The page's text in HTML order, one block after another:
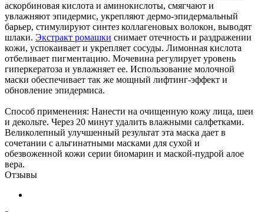
аскорбиновая кислота и аминокислоты, смягчают и
увлажняют эпидермис, укрепляют дермо-эпидермальный
барьер, стимулируют синтез коллагеновых волокон, выводят
шлаки. Экстракт ромашки снимает отечность и раздражении
кожи, успокаивает и укрепляет сосуды. Лимонная кислота
отбеливает пигментацию. Мочевина регулирует уровень
гиперкератоза и увлажняет ее. Использование молочной
маски обеспечивает так же мощный лифтинг-эффект и
обновление эпидермиса.
Способ применения: Нанести на очищенную кожу лица, шеи
и декольте. Через 20 минут удалить влажными салфетками.
Великолепный улучшенный результат эта маска дает в
сочетании с альгинатными масками для сухой и
обезвоженной кожи серии биомарин и маской-пудрой алое
вера.
Отзывы